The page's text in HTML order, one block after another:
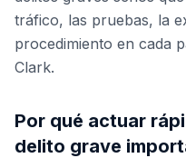
tráfico, las pruebas, la
procedimiento en cada
Clark.
Por qué actuar
delito grave